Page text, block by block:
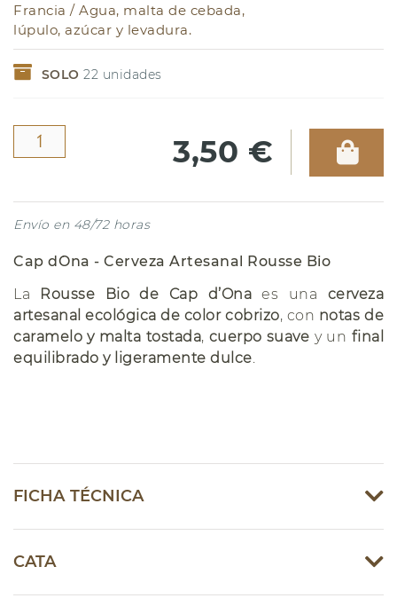
Francia / Agua, malta de cebada,
lúpulo, azúcar y levadura.
SOLO 22 unidades
3,50 €
Envío en 48/72 horas
Cap d´Ona - Cerveza Artesanal Rousse Bio
La Rousse Bio de Cap d’Ona es una cerveza
artesanal ecológica de color cobrizo, con notas de
caramelo y malta tostada, cuerpo suave y un final
equilibrado y ligeramente dulce
FICHA TÉCNICA
CATA